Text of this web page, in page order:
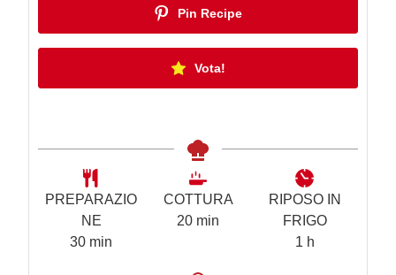
Pin Recipe
Vota!
PREPARAZIO
NE
30mmin
COTTURA
20mmin
RIPOSO IN
FRIGO
1 oh